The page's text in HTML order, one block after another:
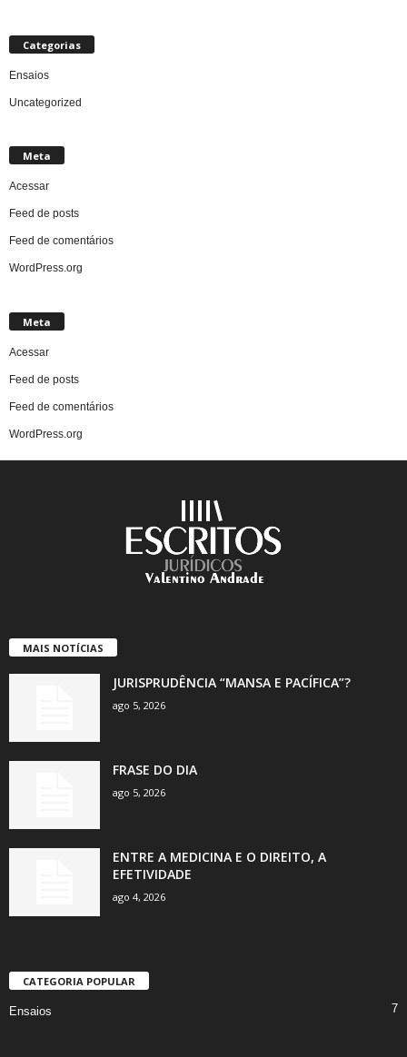
Categorias
Ensaios
Uncategorized
Meta
Acessar
Feed de posts
Feed de comentários
WordPress.org
Meta
Acessar
Feed de posts
Feed de comentários
WordPress.org
MAIS NOTÍCIAS
JURISPRUDÊNCIA “MANSA E PACÍFICA”?
ago 5, 2026
FRASE DO DIA
ago 5, 2026
ENTRE A MEDICINA E O DIREITO, A
EFETIVIDADE
ago 4, 2026
CATEGORIA POPULAR
Ensaios 7